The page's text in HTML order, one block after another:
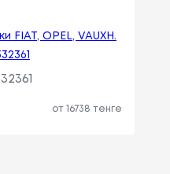
OPEL, VAUXH.
от 16738 тенге